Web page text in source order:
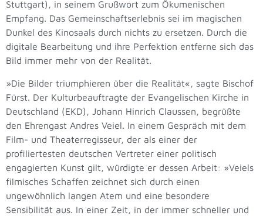
Stuttgart), in seinem Grußwort zum Ökumenischen
Empfang. Das Gemeinschaftserlebnis sei im magischen
Dunkel des Kinosaals durch nichts zu ersetzen. Durch die
digitale Bearbeitung und ihre Perfektion entferne sich das
Bild immer mehr von der Realität.
»Die Bilder triumphieren über die Realität«, sagte Bischof
Fürst. Der Kulturbeauftragte der Evangelischen Kirche in
Deutschland (EKD), Johann Hinrich Claussen, begrüßte
den Ehrengast Andres Veiel. In einem Gespräch mit dem
Film- und Theaterregisseur, der als einer der
profiliertesten deutschen Vertreter einer politisch
engagierten Kunst gilt, würdigte er dessen Arbeit: »Veiels
filmisches Schaffen zeichnet sich durch einen
ungewöhnlich langen Atem und eine besondere
Sensibilität aus. In einer Zeit, in der immer schneller und